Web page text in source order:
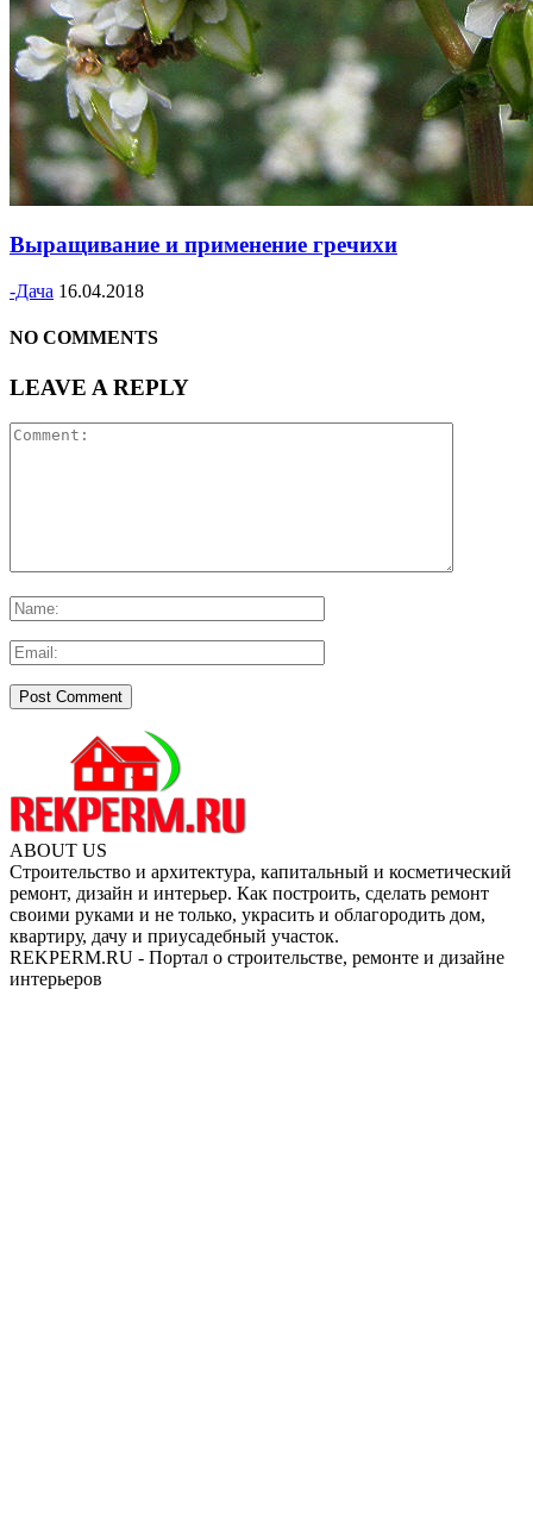
Выращивание и применение гречихи
-Дача 16.04.2018
NO COMMENTS
LEAVE A REPLY
ABOUT US
Строительство и архитектура, капитальный и косметический
ремонт, дизайн и интерьер. Как построить, сделать ремонт
своими руками и не только, украсить и облагородить дом,
квартиру, дачу и приусадебный участок.
REKPERM.RU - Портал о строительстве, ремонте и дизайне
интерьеров